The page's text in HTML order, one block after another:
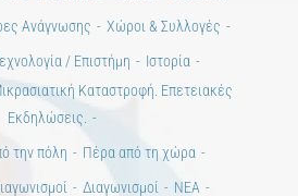
Ανάγνωσης
Χώροι & Συλλογές
/ Επιστήμη
Ιστορία
Καταστροφή. Επετειακές
Εκδηλώσεις.
την πόλη
Πέρα από τη χώρα
Διαγωνισμοί
ΝΕΑ